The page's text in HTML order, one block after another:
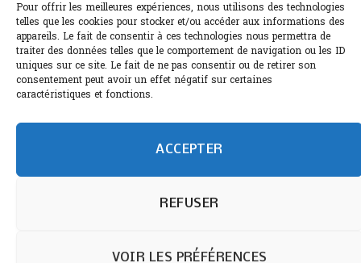
Pour offrir les meilleures expériences, nous utilisons des technologies
telles que les cookies pour stocker et/ou accéder aux informations des
appareils. Le fait de consentir à ces technologies nous permettra de
traiter des données telles que le comportement de navigation ou les ID
uniques sur ce site. Le fait de ne pas consentir ou de retirer son
consentement peut avoir un effet négatif sur certaines
caractéristiques et fonctions.
ACCEPTER
REFUSER
VOIR LES PRÉFÉRENCES
Sélection de rosés 2026
L'abus d'alcool est dangereux pour la santé.
humain et 0% IA de Paris Bistro Editions - SARL de Presse -
Informations légales etRGPD